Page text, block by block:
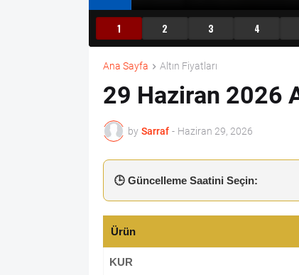
1 2 3 4
Ana Sayfa Altın Fiyatları
29 Haziran 2026
by Sarraf - Haziran 29, 2026
🕒 Güncelleme Saatini Seçin:
Ürün
KUR